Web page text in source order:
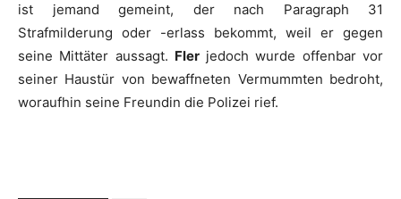
ist jemand gemeint, der nach Paragraph 31
Strafmilderung oder -erlass bekommt, weil er gegen
seine Mittäter aussagt. Flerjedoch wurde offenbar vor
seiner Haustür von bewaffneten Vermummten bedroht,
woraufhin seine Freundin die Polizei rief.